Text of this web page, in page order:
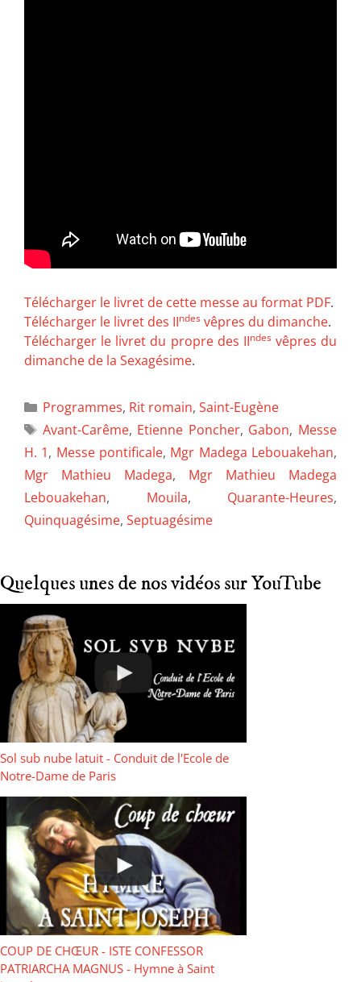
Télécharger le livret de cette messe au format PDF.
Télécharger le livret des IIndes vêpres du dimanche.
Télécharger le livret du propre des IIndesvêpres du
dimanche de la Sexagésime.
Programmes, Rit romain, Saint-Eugène
Avant-Carême, Etienne Poncher, Gabon, Messe
H. 1, Messe pontificale, Mgr Madega Lebouakehan,
Mgr Mathieu Madega, Mgr Mathieu Madega
Lebouakehan, Mouila, Quarante-Heures,
Quinquagésime, Septuagésime
Quelques unes de nos vidéos sur YouTube
Sol sub nube latuit - Conduit de l'Ecole de
Notre-Dame de Paris
COUP DE CHŒUR - ISTE CONFESSOR
PATRIARCHA MAGNUS - Hymne à Saint